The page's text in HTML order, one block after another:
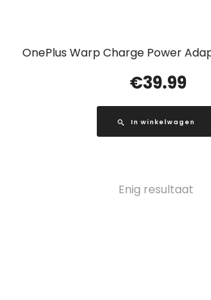
OnePlus Warp Charge Power
€39.99
In winkelwagen
Enig resultaat